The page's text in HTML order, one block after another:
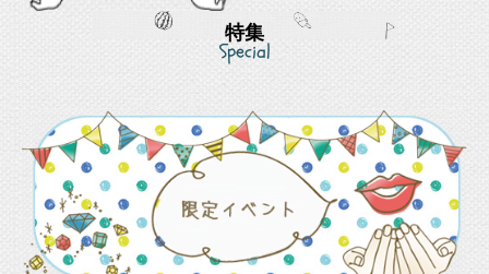
特集
Special